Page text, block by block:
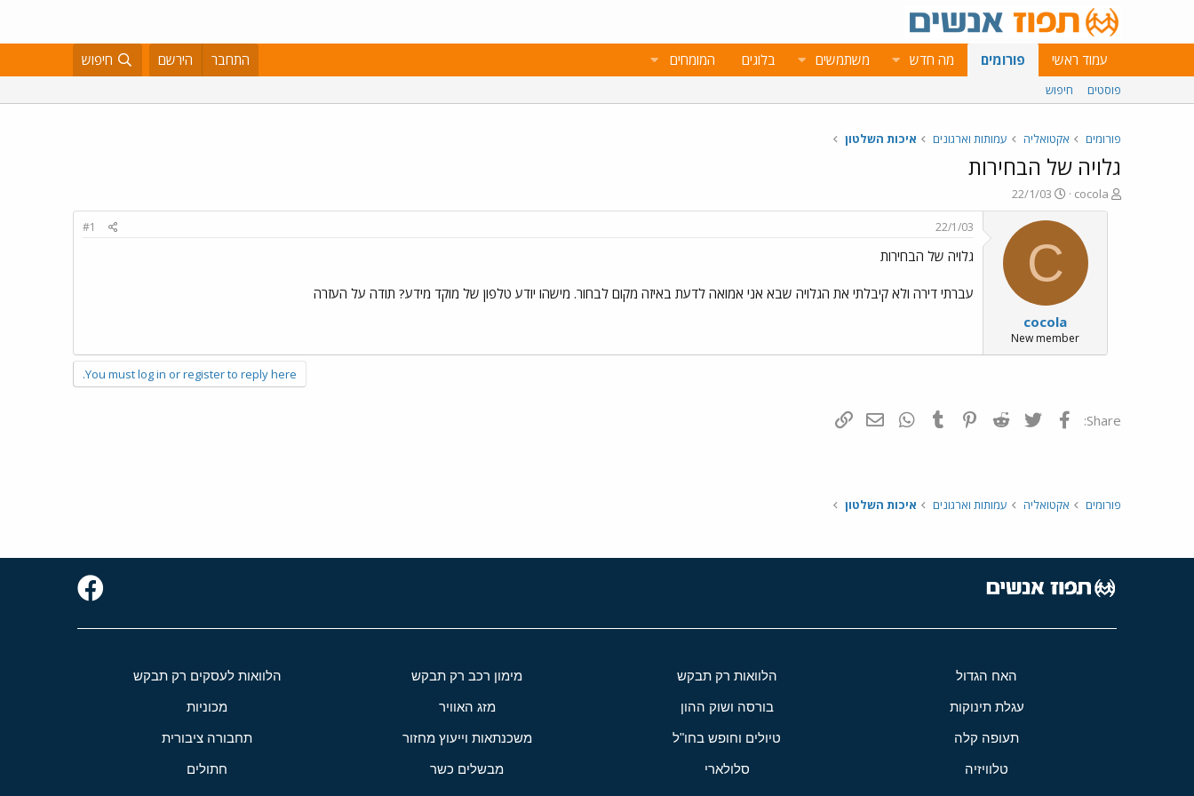
עמוד ראשי פורומים מה חדש משתמשים בלוגים המומחים התחבר הירשם חיפוש
פוסטים חיפוש
פורומים אקטואליה עמותות וארגונים איכות השלטון
גלויה של הבחירות
פ
ו
cocola
פ
ו
ר
ס
ב
א
ר
י
ך
22/1/03
C
cocola
New member
22/1/03
#1
גלויה של הבחירות
עברתי דירה ולא קיבלתי את הגלויה שבא אני אמואה לדעת באיזה מקום לבחור. מישהו יודע טלפון של מוקד מידע? תודה על העזרה
You must log in or register to reply here.
Share: פייסבוק Twitter
Reddit
Pinterest
Tumblr
WhatsAppדואר אלקטרוני
פורומים אקטואליה עמותות וארגונים איכות השלטון
האח הגדול הלוואות רק תבקש מימון רכב רק תבקש הלוואות לעסקים רק תבקש
עגלת תינוקות בורסה ושוק ההון מזג האוויר מכוניות
תעופה קלה טיולים וחופש בחו"ל משכנתאות וייעוץ מחזור תחבורה ציבורית
טלוויזיה סלולארי מבשלים כשר חתולים